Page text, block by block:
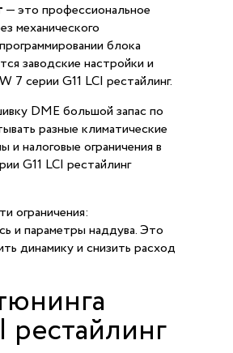
— это профессиональное
механического
блока
заводские настройки и
7 серии G11 LCI рестайлинг.
DME большой запас по
разные климатические
и налоговые ограничения в
G11 LCI рестайлинг
ограничения:
и параметры наддува. Это
динамику и снизить расход
рестайлинг